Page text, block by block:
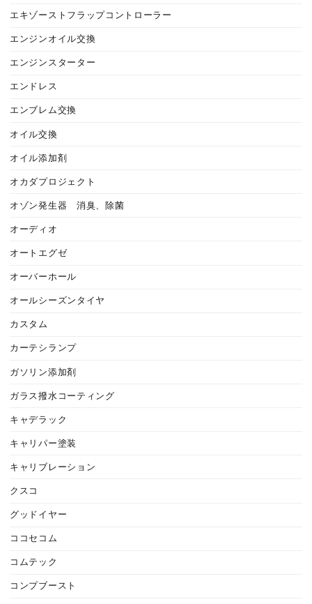
エキゾーストフラップコントローラー
エンジンオイル交換
エンジンスターター
エンドレス
エンブレム交換
オイル交換
オイル添加剤
オカダプロジェクト
オゾン発生器 消臭、除菌
オーディオ
オートエグゼ
オーバーホール
オールシーズンタイヤ
カスタム
カーテシランプ
ガソリン添加剤
ガラス撥水コーティング
キャデラック
キャリパー塗装
キャリブレーション
クスコ
グッドイヤー
ココセコム
コムテック
コンプブースト